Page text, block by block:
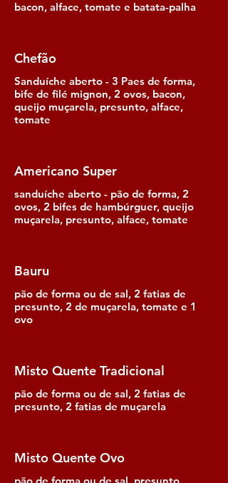
bacon, alface, tomate e batata-palha
Chefão
Sanduíche aberto - 3 Paes de forma,
bife de filé mignon, 2 ovos, bacon,
queijo muçarela, presunto, alface,
tomate
Americano Super
sanduíche aberto - pão de forma, 2
ovos, 2 bifes de hambúrguer, queijo
muçarela, presunto, alface, tomate
Bauru
pão de forma ou de sal, 2 fatias de
presunto, 2 de muçarela, tomate e 1
ovo
Misto Quente Tradicional
pão de forma ou de sal, 2 fatias de
presunto, 2 fatias de muçarela
Misto Quente Ovo